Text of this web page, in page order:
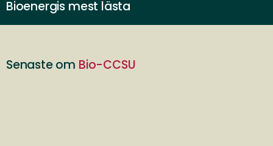
Bioenergis mest lästa
Senaste om Bio-CCSU